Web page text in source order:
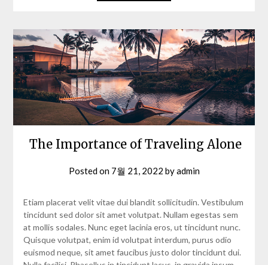
The Importance of Traveling Alone
Posted on 7월 21, 2022 byadmin
Etiam placerat velit vitae dui blandit sollicitudin. Vestibulum
tincidunt sed dolor sit amet volutpat. Nullam egestas sem
at mollis sodales. Nunc eget lacinia eros, ut tincidunt nunc.
Quisque volutpat, enim id volutpat interdum, purus odio
euismod neque, sit amet faucibus justo dolor tincidunt dui.